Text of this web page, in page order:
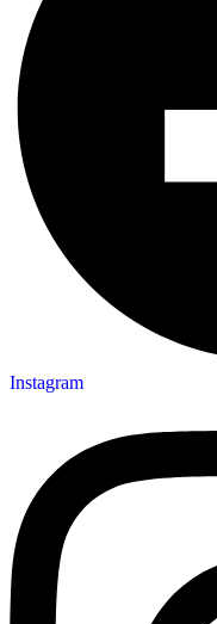
Instagram